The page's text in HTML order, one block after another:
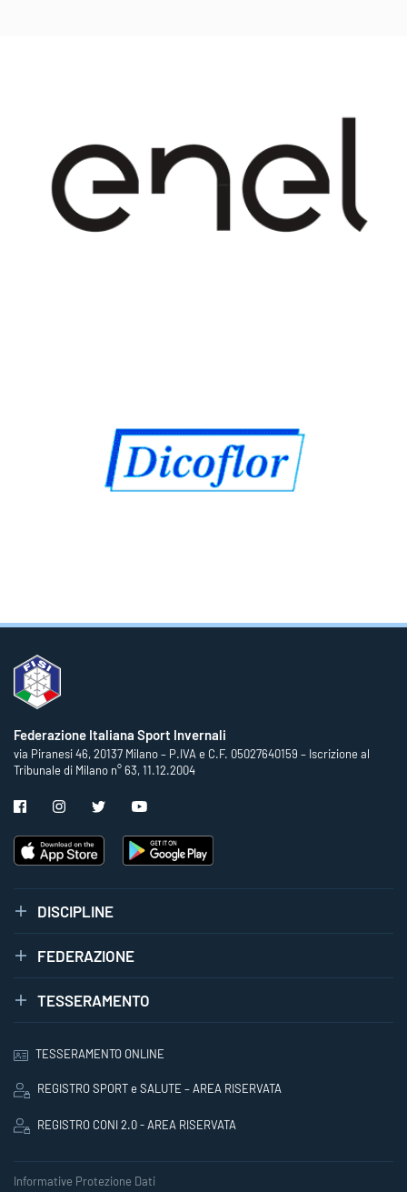
Federazione Italiana Sport Invernali
via Piranesi 46, 20137 Milano – P.IVA e C.F. 05027640159 – Iscrizione al
Tribunale di Milano n° 63, 11.12.2004
DISCIPLINE
FEDERAZIONE
TESSERAMENTO
TESSERAMENTO ONLINE
REGISTRO SPORT e SALUTE – AREA RISERVATA
REGISTRO CONI 2.0 - AREA RISERVATA
Informative Protezione Dati